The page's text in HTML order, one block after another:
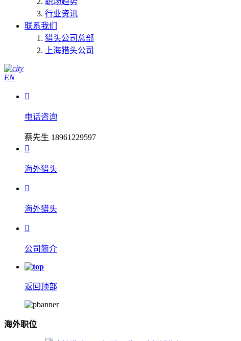
行业资讯
联系我们
猎头公司总部
上海猎头公司
EN

电话咨询
蔡先生 18961229597

海外猎头

海外猎头

公司简介
返回顶部
海外职位